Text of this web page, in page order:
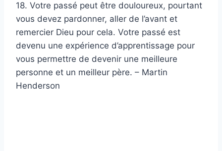
18. Votre passé peut être douloureux, pourtant
vous devez pardonner, aller de l’avant et
remercier Dieu pour cela. Votre passé est
devenu une expérience d’apprentissage pour
vous permettre de devenir une meilleure
personne et un meilleur père. – Martin
Henderson